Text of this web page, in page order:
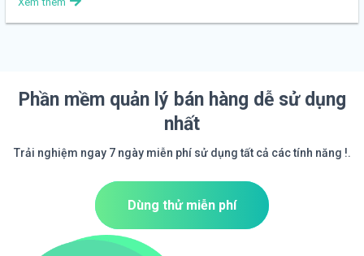
Phần mềm quản lý bán hàng dễ sử dụng
nhất
Trải nghiệm ngay 7 ngày miễn phí sử dụng tất cả các tính năng !.
Dùng thử miễn phí